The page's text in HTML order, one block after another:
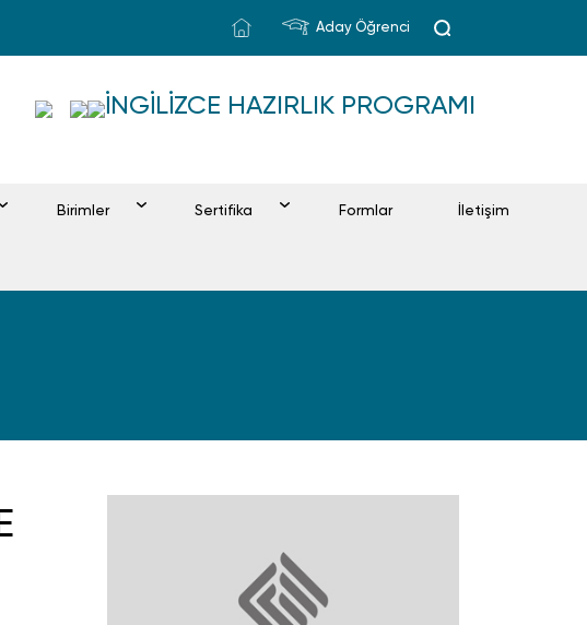
Aday Öğrenci
İNGILIZCE HAZIRLIK PROGRAMI
Birimler Sertifika Formlar İletişim